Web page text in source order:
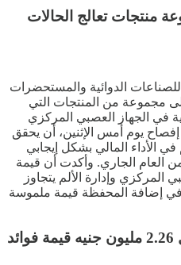
منتجات تعالج الحالات
الدوائية والمستحضرات
مجموعة من المنتجات التي
في الجهاز العصبي المركزي
يوم أمس الإثنين، أن يحقق
الأداء المالي بشكل إيجابي
العام الجاري. وأكدت أن قيمة
المركزي وإدارة الألم يتجاوز
في إضافة المحفظة قيمة ملموسة
العربية لحليج الأقطان تحصل 2.26 مليون جنيه قيمة فوائد